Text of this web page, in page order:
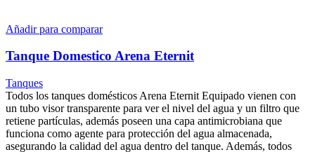
Añadir para comparar
Tanque Domestico Arena Eternit
Tanques
Todos los tanques domésticos Arena Eternit Equipado vienen con
un tubo visor transparente para ver el nivel del agua y un filtro que
retiene partículas, además poseen una capa antimicrobiana que
funciona como agente para protección del agua almacenada,
asegurando la calidad del agua dentro del tanque. Además, todos